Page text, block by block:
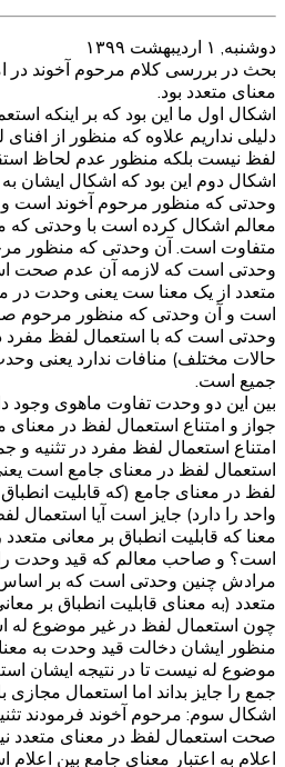
دوشنبه, ۱ اردیبهشت ۱۳۹۹
بحث در بررسی کلام مرحوم آخوند در
معنای متعدد بود.
اشکال اول ما این بود که بر اینکه
دلیلی نداریم علاوه که منظور از
لفظ نیست بلکه منظور عدم لحاظ
اشکال دوم این بود که اشکال ایشان
وحدتی که منظور مرحوم آخوند است
معالم اشکال کرده است با وحدتی
متفاوت است. آن وحدتی که منظور
وحدتی است که لازمه آن عدم صحت
متعدد از یک معنا ست یعنی وحدت در
است و آن وحدتی که منظور مرحوم
وحدتی است که با استعمال لفظ مفرد
حالات مختلف) منافات ندارد یعنی
جمیع است.
بین این دو وحدت تفاوت ماهوی وجود
جواز و امتناع استعمال لفظ در
امتناع استعمال لفظ مفرد در تثنیه و
استعمال لفظ در معنای جامع است
لفظ در معنای جامع (که قابلیت انطباق
واحد را دارد) جایز است آیا استعمال
معنا که قابلیت انطباق بر معانی
است؟ و صاحب معالم که قید وحدت
مرادش چنین وحدتی است که بر
متعدد (به معنای قابلیت انطباق بر
چون استعمال لفظ در غیر موضوع له
منظور ایشان دخالت قید وحدت به
موضوع له نیست تا در نتیجه ایشان
جمع را جایز بداند اما استعمال مجازی
اشکال سوم: مرحوم آخوند فرمودند
صحت استعمال لفظ در معنای متعدد
اعلام به اعتبار معنای جامع بین